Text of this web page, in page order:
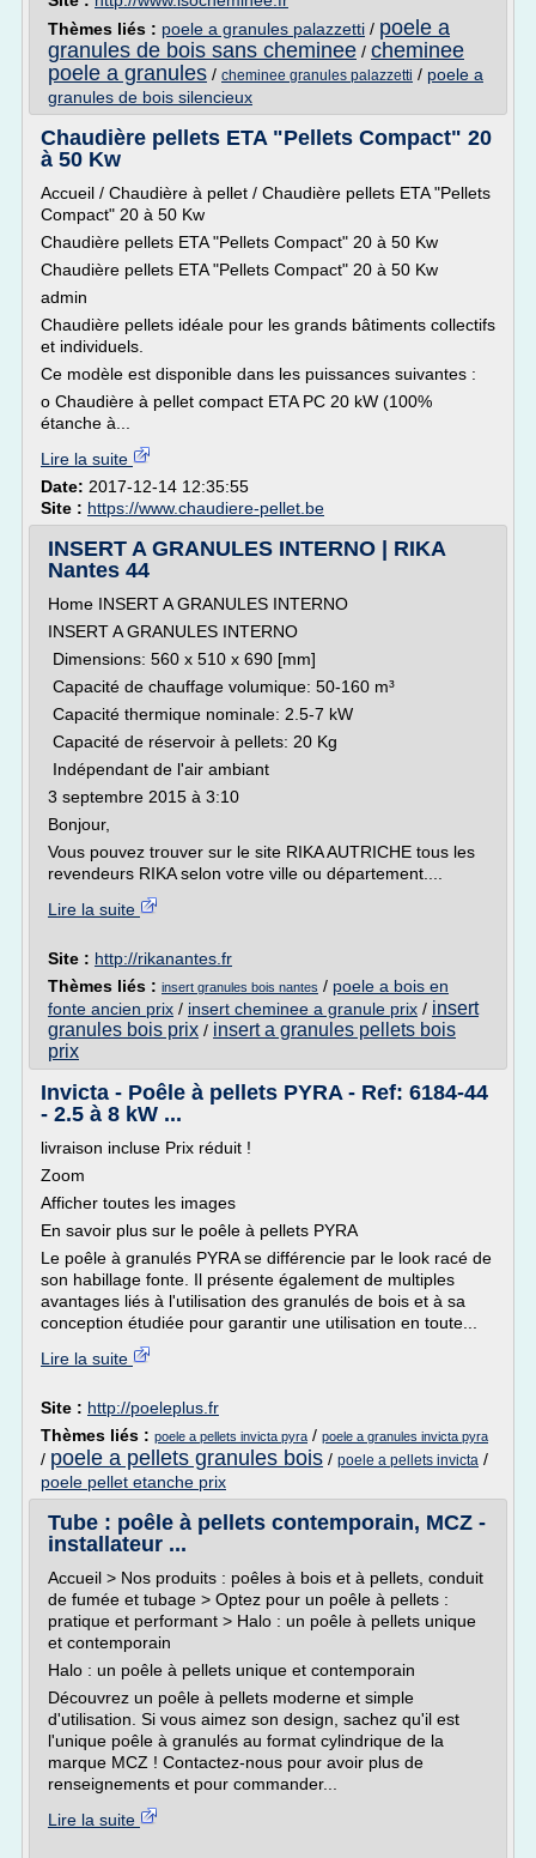
Thèmes liés : poele a granules palazzetti / poele a
granules de bois sans cheminee / cheminee
poele a granules / cheminee granules palazzetti / poele a
granules de bois silencieux
Chaudière pellets ETA "Pellets Compact" 20
à 50 Kw
Accueil / Chaudière à pellet / Chaudière pellets ETA "Pellets
Compact" 20 à 50 Kw
Chaudière pellets ETA "Pellets Compact" 20 à 50 Kw
Chaudière pellets ETA "Pellets Compact" 20 à 50 Kw
admin
Chaudière pellets idéale pour les grands bâtiments collectifs
et individuels.
Ce modèle est disponible dans les puissances suivantes :
o Chaudière à pellet compact ETA PC 20 kW (100%
étanche à...
Lire la suite
Date: 2017-12-14 12:35:55
Site : https://www.chaudiere-pellet.be
INSERT A GRANULES INTERNO | RIKA
Nantes 44
Home INSERT A GRANULES INTERNO
INSERT A GRANULES INTERNO
Dimensions: 560 x 510 x 690 [mm]
Capacité de chauffage volumique: 50-160 m³
Capacité thermique nominale: 2.5-7 kW
Capacité de réservoir à pellets: 20 Kg
Indépendant de l'air ambiant
3 septembre 2015 à 3:10
Bonjour,
Vous pouvez trouver sur le site RIKA AUTRICHE tous les
revendeurs RIKA selon votre ville ou département....
Lire la suite
Site : http://rikanantes.fr
Thèmes liés : insert granules bois nantes / poele a bois en
fonte ancien prix / insert cheminee a granule prix / insert
granules bois prix / insert a granules pellets bois
prix
Invicta - Poêle à pellets PYRA - Ref: 6184-44
- 2.5 à 8 kW ...
livraison incluse Prix réduit !
Zoom
Afficher toutes les images
En savoir plus sur le poêle à pellets PYRA
Le poêle à granulés PYRA se différencie par le look racé de
son habillage fonte. Il présente également de multiples
avantages liés à l'utilisation des granulés de bois et à sa
conception étudiée pour garantir une utilisation en toute...
Lire la suite
Site : http://poeleplus.fr
Thèmes liés : poele a pellets invicta pyra / poele a granules invicta pyra
/ poele a pellets granules bois / poele a pellets invicta /
poele pellet etanche prix
Tube : poêle à pellets contemporain, MCZ -
installateur ...
Accueil > Nos produits : poêles à bois et à pellets, conduit
de fumée et tubage > Optez pour un poêle à pellets :
pratique et performant > Halo : un poêle à pellets unique
et contemporain
Halo : un poêle à pellets unique et contemporain
Découvrez un poêle à pellets moderne et simple
d'utilisation. Si vous aimez son design, sachez qu'il est
l'unique poêle à granulés au format cylindrique de la
marque MCZ ! Contactez-nous pour avoir plus de
renseignements et pour commander...
Lire la suite